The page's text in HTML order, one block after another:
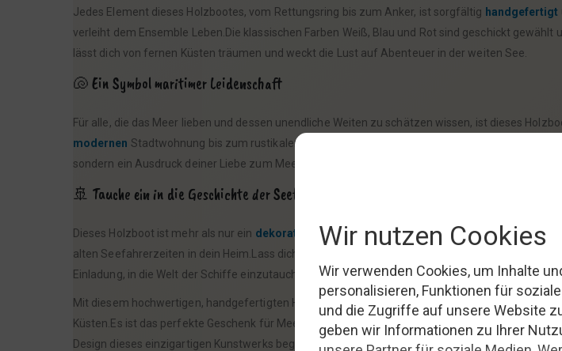
Jedes Element dieses Holzbootes, vom Rettungsring bis zum Anker, ist sorgfältig handgefertigt
verleiht dem Ensemble Leben.Die klassischen Farben Weiß, Blau und Rot sind geschickt gewählt
lässt dich von fernen Küsten träumen und weckt die Lust auf Abenteuer in der weiten See.
🐚 Ein Symbol maritimer Leidenschaft
Für alle, die das Meer lieben und dessen unendliche Weiten zu schätzen wissen, ist dieses
modernen Stadtwohnung bis zum rustikalen Landhaus.Jedes Boot ist durch seine
sondern ein Ausdruck deiner Liebe zum Meer und allem, was damit verbunden ist.
🚢 Tauche ein in die Geschichte der Seefahrt
Dieses Holzboot ist mehr als nur ein dekoratives Element; es ist ein Stück lebendiger
alten Seefahrerzeiten in dein Heim.Lass dich von seinem Charme verzaubern und erlebe, wie
Einladung, in die Welt der Schiffe einzutauchen und die Faszination der Seefahrt täglich zu
Mit diesem hochwertigen, handgefertigten Holzboot holst du dir nicht nur ein Stück maritimer
Küsten.Es ist das perfekte Geschenk für Meeresliebhaber oder eine wertvolle Ergänzung zu
Design dieses einzigartigen Kunstwerks begeistern und bringe ein Stück der großen weiten Welt